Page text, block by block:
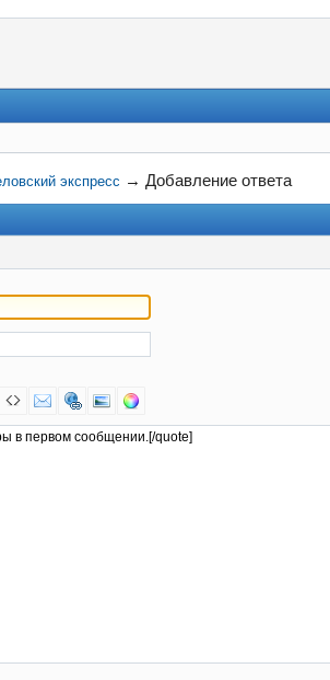
экспресс →Добавление ответа